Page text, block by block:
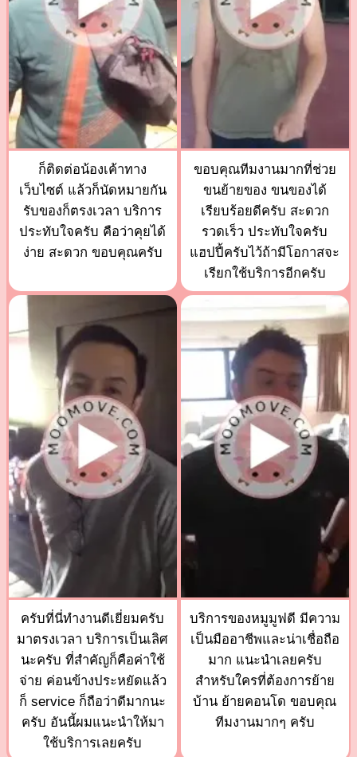
ก็ติดต่อน้องเค้าทาง
เว็บไซต์ แล้วก็นัดหมายกัน
รับของก็ตรงเวลา บริการ
ประทับใจครับ คือว่าคุยได้
ง่าย สะดวก ขอบคุณครับ
ขอบคุณทีมงานมากที่ช่วย
ขนย้ายของ ขนของได้
เรียบร้อยดีครับ สะดวก
รวดเร็ว ประทับใจครับ
แฮปปี้ครับไว้ถ้ามีโอกาสจะ
เรียกใช้บริการอีกครับ
ครับที่นี่ทำงานดีเยี่ยมครับ
มาตรงเวลา บริการเป็นเลิศ
นะครับ ที่สำคัญก็คือค่าใช้
จ่าย ค่อนข้างประหยัดแล้ว
ก็ service ก็ถือว่าดีมากนะ
ครับ อันนี้ผมแนะนำให้มา
ใช้บริการเลยครับ
บริการของหมูมูฟดี มีความ
เป็นมืออาชีพและน่าเชื่อถือ
มาก แนะนำเลยครับ
สำหรับใครที่ต้องการย้าย
บ้าน ย้ายคอนโด ขอบคุณ
ทีมงานมากๆ ครับ